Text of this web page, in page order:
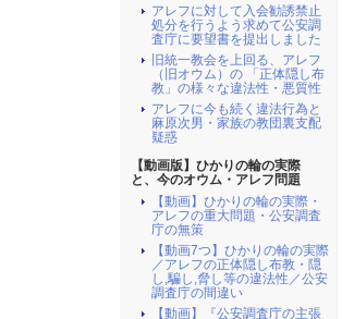
アレフに対して入会勧誘禁止
処分を行うよう求めて公安調
査庁に要望書を提出しました
旧統一教会を上回る、アレフ
（旧オウム）の 「正体隠し布
教」の様々な違法性・悪質性
アレフに今も続く違法行為と
麻原次男・家族の教団裏支配
疑惑
【動画版】ひかりの輪の実際
と、今のオウム・アレフ問題
【動画】ひかりの輪の実際・
アレフの重大問題・公安調査
庁の無策
【動画7つ】ひかりの輪の実際
／アレフの正体隠し布教・隠
し,騙し,脅し等の違法性／公安
調査庁の間違い
【動画】『公安調査庁の主張